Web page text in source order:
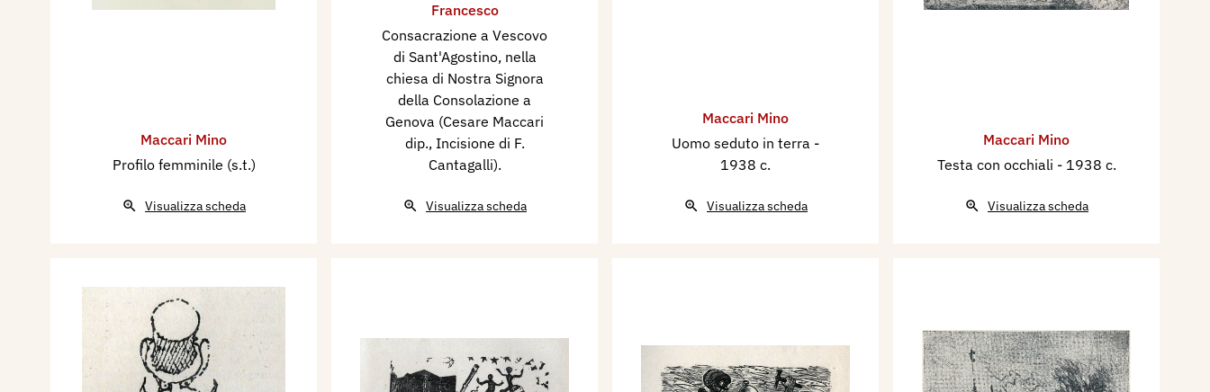
Maccari Mino
Profilo femminile (s.t.)
Visualizza scheda
Francesco
Consacrazione a Vescovo
di Sant'Agostino, nella
chiesa di Nostra Signora
della Consolazione a
Genova (Cesare Maccari
dip., Incisione di F.
Cantagalli).
Visualizza scheda
Maccari Mino
Uomo seduto in terra -
1938 c.
Visualizza scheda
Maccari Mino
Testa con occhiali - 1938 c.
Visualizza scheda